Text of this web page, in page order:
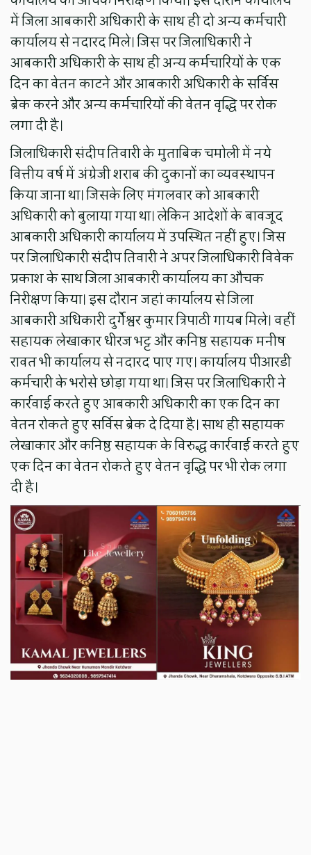
में जिला आबकारी अधिकारी के साथ ही दो अन्य कर्मचारी
कार्यालय से नदारद मिले। जिस पर जिलाधिकारी ने
आबकारी अधिकारी के साथ ही अन्य कर्मचारियों के एक
दिन का वेतन काटने और आबकारी अधिकारी के सर्विस
ब्रेक करने और अन्य कर्मचारियों की वेतन वृद्धि पर रोक
लगा दी है।
जिलाधिकारी संदीप तिवारी के मुताबिक चमोली में नये
वित्तीय वर्ष में अंग्रेजी शराब की दुकानों का व्यवस्थापन
किया जाना था। जिसके लिए मंगलवार को आबकारी
अधिकारी को बुलाया गया था। लेकिन आदेशों के बावजूद
आबकारी अधिकारी कार्यालय में उपस्थित नहीं हुए। जिस
पर जिलाधिकारी संदीप तिवारी ने अपर जिलाधिकारी विवेक
प्रकाश के साथ जिला आबकारी कार्यालय का औचक
निरीक्षण किया। इस दौरान जहां कार्यालय से जिला
आबकारी अधिकारी दुर्गेेश्वर कुमार त्रिपाठी गायब मिले। वहीं
सहायक लेखाकार धीरज भट्ट और कनिष्ठ सहायक मनीष
रावत भी कार्यालय से नदारद पाए गए। कार्यालय पीआरडी
कर्मचारी के भरोसे छोड़ा गया था। जिस पर जिलाधिकारी ने
कार्रवाई करते हुए आबकारी अधिकारी का एक दिन का
वेतन रोकते हुए सर्विस ब्रेक दे दिया है। साथ ही सहायक
लेखाकार और कनिष्ठ सहायक के विरुद्ध कार्रवाई करते हुए
एक दिन का वेतन रोकते हुए वेतन वृद्धि पर भी रोक लगा
दी है।